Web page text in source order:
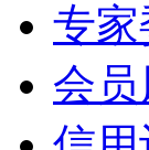
专家
会